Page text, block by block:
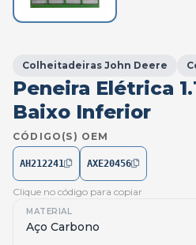
Colheitadeiras John Deere
Peneira Elétrica
Baixo Inferior
CÓDIGO(S) OEM
AH212241 AXE20456
Clique no código para copiar
MATERIAL
Aço Carbono